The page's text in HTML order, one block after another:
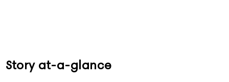
Story at-a-glance